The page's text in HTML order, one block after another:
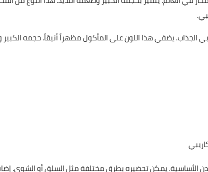
الجذاب. يضفي هذا اللون على المأكول مظهراً أنيقاً. حجمه
الأساسية. يمكن تحضيره بطرق مختلفة مثل السلق أو الشوي.